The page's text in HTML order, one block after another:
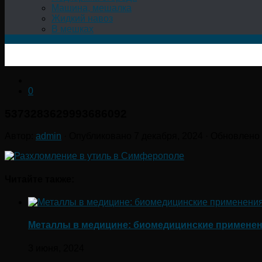
Машина, мешалка
Жидкий навоз
В мешках
0
admin
Металлы в медицине: биомедицинские